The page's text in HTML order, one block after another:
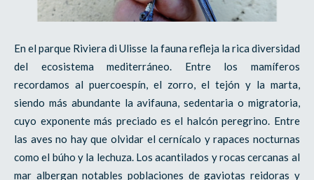
En el parque Riviera di Ulisse la fauna refleja la rica diversidad
del ecosistema mediterráneo. Entre los mamíferos
recordamos al puercoespín, el zorro, el tejón y la marta,
siendo más abundante la avifauna, sedentaria o migratoria,
cuyo exponente más preciado es el halcón peregrino. Entre
las aves no hay que olvidar el cernícalo y rapaces nocturnas
como el búho y la lechuza. Los acantilados y rocas cercanas al
mar albergan notables poblaciones de gaviotas reidoras y